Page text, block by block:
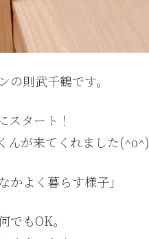
則武千鶴です。
タート！
んが来てくれました(^o^)
よく暮らす様子」
もOK。